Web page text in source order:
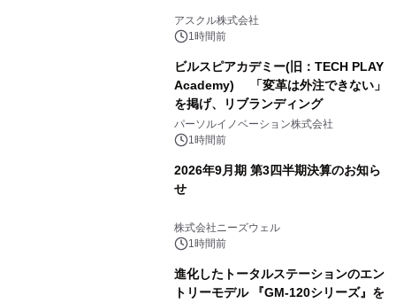
アスクル株式会社
1時間前
ビルスピアカデミー(旧：TECH PLAY
Academy) 「変革は外注できない」
を掲げ、リブランディング
パーソルイノベーション株式会社
1時間前
2026年9月期 第3四半期決算のお知ら
せ
株式会社ニーズウェル
1時間前
進化したトータルステーションのエン
トリーモデル 『GM-120シリーズ』を